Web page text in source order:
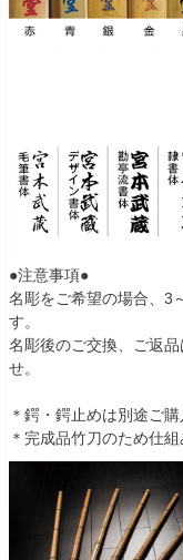
●注意事項●
名彫をご希望の場合、3
す。
名彫後のご交換、ご返
せ。
＊鍔・鍔止めは別途ご購
＊完成品竹刀のため仕